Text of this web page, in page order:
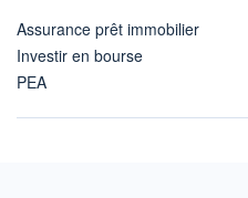
Assurance prêt immobilier
Investir en bourse
PEA